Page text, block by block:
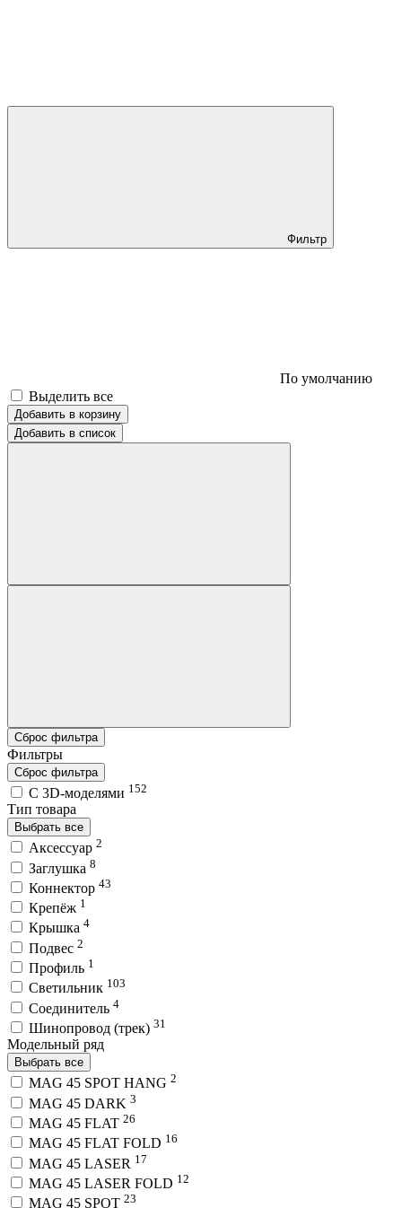
Фильтр
По умолчанию
Выделить все
Добавить в корзину
Добавить в список
Сброс фильтра
Фильтры
Сброс фильтра
C 3D-моделями 152
Тип товара
Выбрать все
Аксессуар 2
Заглушка 8
Коннектор 43
Крепёж 1
Крышка 4
Подвес 2
Профиль 1
Светильник 103
Соединитель 4
Шинопровод (трек) 31
Модельный ряд
Выбрать все
MAG 45 SPOT HANG 2
MAG 45 DARK 3
MAG 45 FLAT 26
MAG 45 FLAT FOLD 16
MAG 45 LASER 17
MAG 45 LASER FOLD 12
MAG 45 SPOT 23